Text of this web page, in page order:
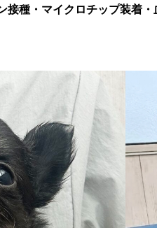
種・マイクロチップ装着・